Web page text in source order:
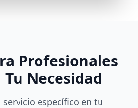
Profesionales
Tu Necesidad
servicio específico en tu